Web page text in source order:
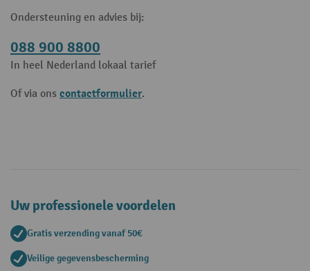
Ondersteuning en advies bij:
088 900 8800
In heel Nederland lokaal tarief
Of via ons contactformulier.
Uw professionele voordelen
Gratis verzending vanaf 50€
Veilige gegevensbescherming